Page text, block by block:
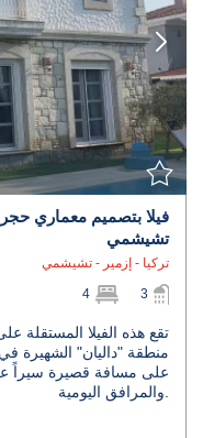
فيلا بتصميم معماري
تشيشمي
تركيا - إزمير - تشيشمي
4 3
منطقة "داليان"
على مسافة قصيرة سيراً